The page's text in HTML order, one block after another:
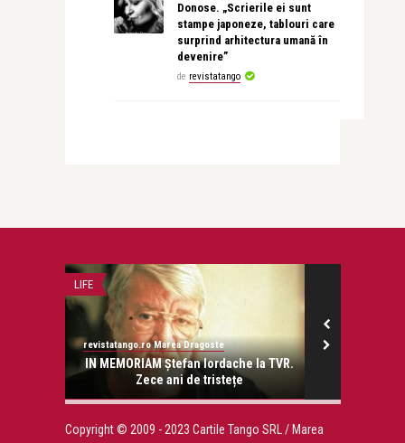
Donose. „Scrierile ei sunt
stampe japoneze, tablouri care
surprind arhitectura umană în
devenire”
de revistatango
LIFE
revistatango.ro Marea Dragoste
IN MEMORIAM Ștefan Iordache la TVR.
Zece ani de tristețe
Copyright © 2009 - 2023 Cartile Tango SRL / Marea